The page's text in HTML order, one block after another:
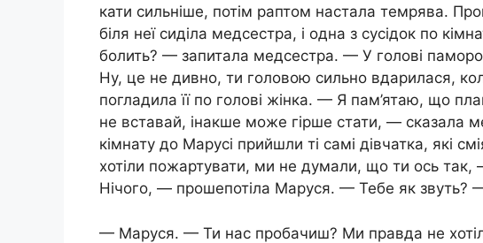
кати сильніше, потім раптом настала темрява.
біля неї сиділа медсестра, і одна з сусідок по
болить? — запитала медсестра. — У голові
Ну, це не дивно, ти головою сильно вдарилася,
погладила її по голові жінка. — Я пам’ятаю, що
не вставай, інакше може гірше стати, — сказала
кімнату до Марусі прийшли ті самі дівчатка, які
хотіли пожартувати, ми не думали, що ти ось
Нічого, — прошепотіла Маруся. — Тебе як звуть?
— Маруся. — Ти нас пробачиш? Ми правда не